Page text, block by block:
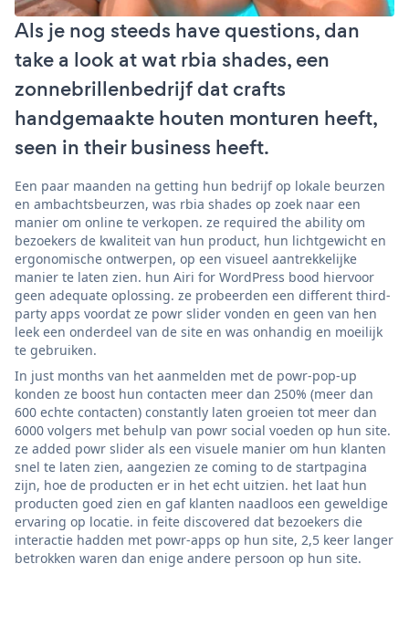
Als je nog steeds have questions, dan
take a look at wat rbia shades, een
zonnebrillenbedrijf dat crafts
handgemaakte houten monturen heeft,
seen in their business heeft.
Een paar maanden na getting hun bedrijf op lokale beurzen
en ambachtsbeurzen, was rbia shades op zoek naar een
manier om online te verkopen. ze required the ability om
bezoekers de kwaliteit van hun product, hun lichtgewicht en
ergonomische ontwerpen, op een visueel aantrekkelijke
manier te laten zien. hun Airi for WordPress bood hiervoor
geen adequate oplossing. ze probeerden een different third-
party apps voordat ze powr slider vonden en geen van hen
leek een onderdeel van de site en was onhandig en moeilijk
te gebruiken.
In just months van het aanmelden met de powr-pop-up
konden ze boost hun contacten meer dan 250% (meer dan
600 echte contacten) constantly laten groeien tot meer dan
6000 volgers met behulp van powr social voeden op hun site.
ze added powr slider als een visuele manier om hun klanten
snel te laten zien, aangezien ze coming to de startpagina
zijn, hoe de producten er in het echt uitzien. het laat hun
producten goed zien en gaf klanten naadloos een geweldige
ervaring op locatie. in feite discovered dat bezoekers die
interactie hadden met powr-apps op hun site, 2,5 keer langer
betrokken waren dan enige andere persoon op hun site.